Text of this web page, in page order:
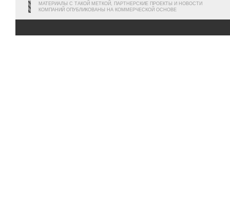
МАТЕРИАЛЫ С ТАКОЙ МЕТКОЙ, ПАРТНЕРСКИЕ ПРОЕКТЫ И НОВОСТИ
КОМПАНИЙ ОПУБЛИКОВАНЫ НА КОММЕРЧЕСКОЙ ОСНОВЕ